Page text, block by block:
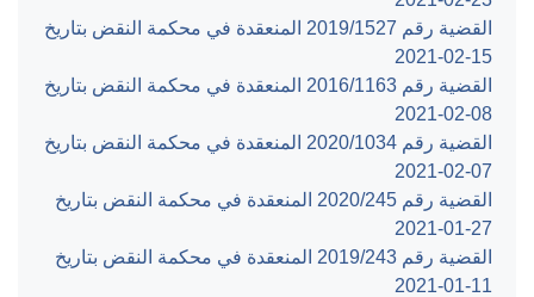
القضية رقم ‎1527‏/‎2019‏ المنعقدة في محكمة النقض بتاريخ
‎2021-02-15‏
القضية رقم ‎1163‏/‎2016‏ المنعقدة في محكمة النقض بتاريخ
‎2021-02-08‏
القضية رقم ‎1034‏/‎2020‏ المنعقدة في محكمة النقض بتاريخ
‎2021-02-07‏
القضية رقم ‎245‏/‎2020‏ المنعقدة في محكمة النقض بتاريخ
‎2021-01-27‏
القضية رقم ‎243‏/‎2019‏ المنعقدة في محكمة النقض بتاريخ
‎2021-01-11‏